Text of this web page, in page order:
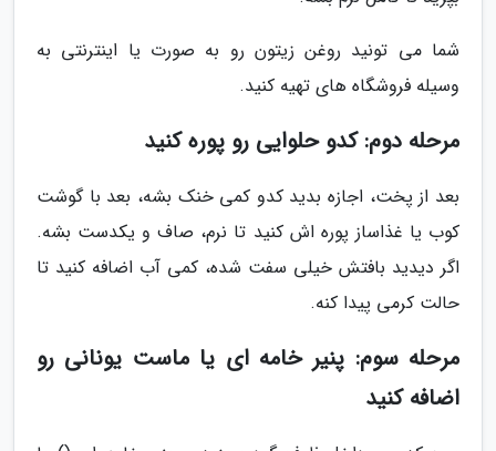
شما می تونید روغن زیتون رو به صورت یا اینترنتی به
وسیله فروشگاه های تهیه کنید.
مرحله دوم: کدو حلوایی رو پوره کنید
بعد از پخت، اجازه بدید کدو کمی خنک بشه، بعد با گوشت
کوب یا غذاساز پوره اش کنید تا نرم، صاف و یکدست بشه.
اگر دیدید بافتش خیلی سفت شده، کمی آب اضافه کنید تا
حالت کرمی پیدا کنه.
مرحله سوم: پنیر خامه ای یا ماست یونانی رو
اضافه کنید